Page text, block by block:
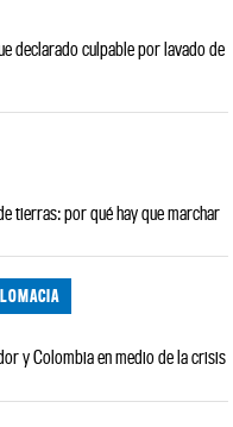
declarado culpable por lavado de
tierras: por qué hay que marchar
y Colombia en medio de la crisis